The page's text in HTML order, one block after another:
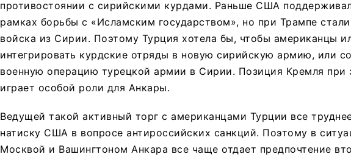
противостоянии с сирийскими курдами. Раньше США
рамках борьбы с «Исламским государством», но при Трампе
войска из Сирии. Поэтому Турция хотела бы, чтобы американцы
интегрировать курдские отряды в новую сирийскую армию, или
военную операцию турецкой армии в Сирии. Позиция Кремля при
играет особой роли для Анкары.
Ведущей такой активный торг с американцами Турции все
натиску США в вопросе антироссийских санкций. Поэтому в
Москвой и Вашингтоном Анкара все чаще отдает предпочтение